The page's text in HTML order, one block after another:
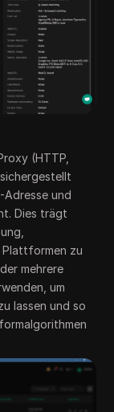
(HTTP,
Adresse und
Dies trägt
zu
mehrere
um
lassen und so